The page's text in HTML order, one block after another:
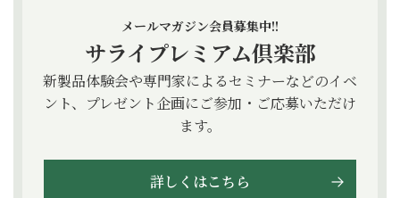
メールマガジン会員募集中!!
サライプレミアム倶楽部
新製品体験会や専門家によるセミナーなどのイベ
ント、プレゼント企画にご参加・ご応募いただけ
ます。
詳しくはこちら